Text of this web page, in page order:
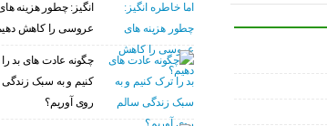
انگیز: چطور هزینه
عروسی را کاهش
چگونه عادت‌ های بد
کنیم و به سبک
روی آوریم؟